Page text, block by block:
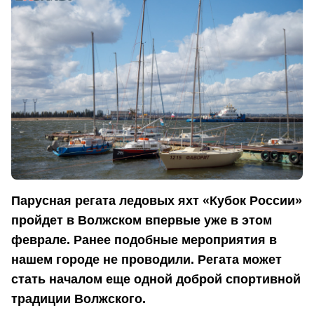
Парусная регата ледовых яхт «Кубок России»
пройдет в Волжском впервые уже в этом
феврале. Ранее подобные мероприятия в
нашем городе не проводили. Регата может
стать началом еще одной доброй спортивной
традиции Волжского.